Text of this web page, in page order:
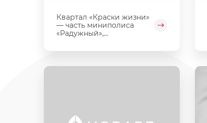
Квартал «Краски жизни»
— часть миниполиса
«Радужный»,...